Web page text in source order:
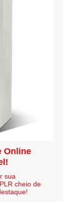
Online
sua
cheio de